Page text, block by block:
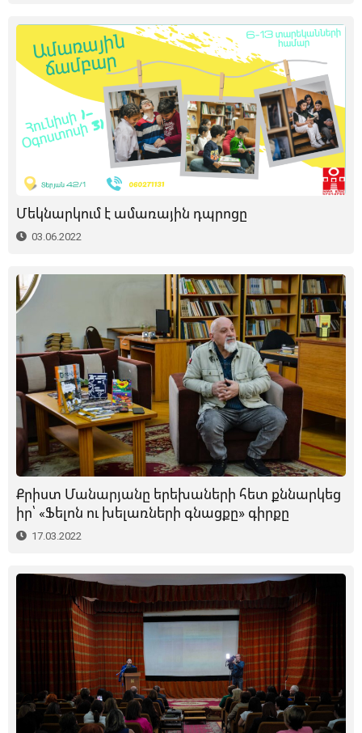
Մեկնարկում է ամառային դպրոցը
03.06.2022
Քրիստ Մանարյանը երեխաների հետ քննարկեց
իր՝ «Ֆելոն ու խելառների գնացքը» գիրքը
17.03.2022